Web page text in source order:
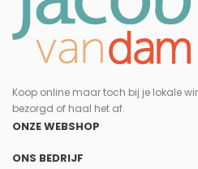
Koop online maar toch bij je lokale
bezorgd of haal het af.
ONZE WEBSHOP
ONS BEDRIJF